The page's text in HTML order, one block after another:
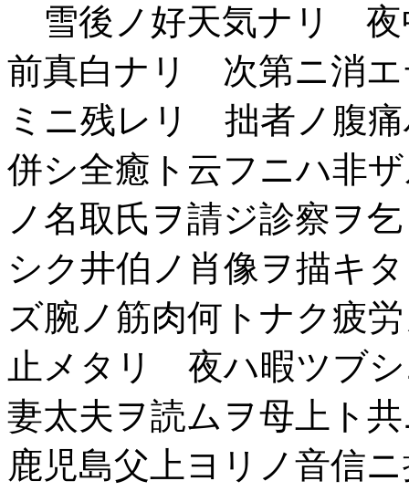
雪後ノ好天気ナリ 夜
前真白ナリ 次第ニ消エ
ミニ残レリ 拙者ノ腹
併シ全癒ト云フニハ非
ノ名取氏ヲ請ジ診察ヲ
シク井伯ノ肖像ヲ描キ
ズ腕ノ筋肉何トナク疲
止メタリ 夜ハ暇ツブ
妻太夫ヲ読ムヲ母上
鹿児島父上ヨリノ音信